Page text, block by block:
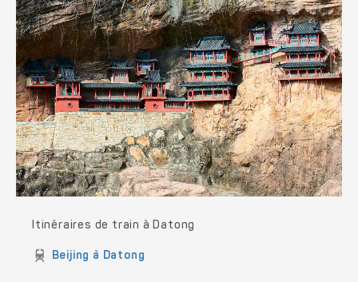
Itinéraires de train à Datong
Beijing à Datong